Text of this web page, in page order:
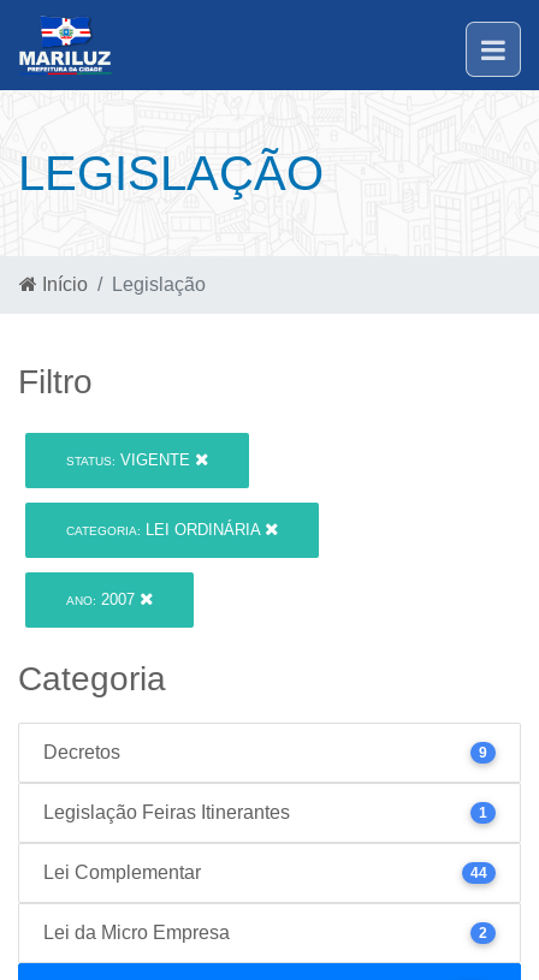
LEGISLAÇÃO
Início Legislação
Filtro
STATUS: VIGENTE
CATEGORIA: LEI ORDINÁRIA
ANO: 2007
Categoria
Decretos 9
Legislação Feiras Itinerantes 1
Lei Complementar 44
Lei da Micro Empresa 2